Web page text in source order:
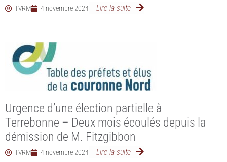
TVRM 4 novembre 2024 Lire la suite
Urgence d’une élection partielle à
Terrebonne – Deux mois écoulés depuis la
démission de M. Fitzgibbon
TVRM 4 novembre 2024 Lire la suite